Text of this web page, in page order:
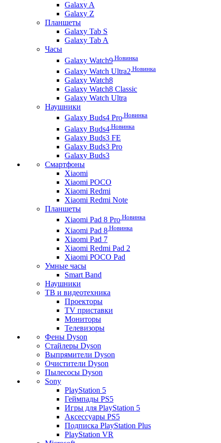
Galaxy A
Galaxy Z
Планшеты
Galaxy Tab S
Galaxy Tab A
Часы
Galaxy Watch9 Новинка
Galaxy Watch Ultra2 Новинка
Galaxy Watch8
Galaxy Watch8 Classic
Galaxy Watch Ultra
Наушники
Galaxy Buds4 Pro Новинка
Galaxy Buds4 Новинка
Galaxy Buds3 FE
Galaxy Buds3 Pro
Galaxy Buds3
Смартфоны
Xiaomi
Xiaomi POCO
Xiaomi Redmi
Xiaomi Redmi Note
Планшеты
Xiaomi Pad 8 Pro Новинка
Xiaomi Pad 8 Новинка
Xiaomi Pad 7
Xiaomi Redmi Pad 2
Xiaomi POCO Pad
Умные часы
Smart Band
Наушники
ТВ и видеотехника
Проекторы
TV приставки
Мониторы
Телевизоры
Фены Dyson
Стайлеры Dyson
Выпрямители Dyson
Очистители Dyson
Пылесосы Dyson
Sony
PlayStation 5
Геймпады PS5
Игры для PlayStation 5
Аксессуары PS5
Подписка PlayStation Plus
PlayStation VR